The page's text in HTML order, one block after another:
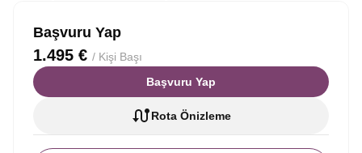
Başvuru Yap
1.495 € / Kişi Başı
Başvuru Yap
Rota Önizleme